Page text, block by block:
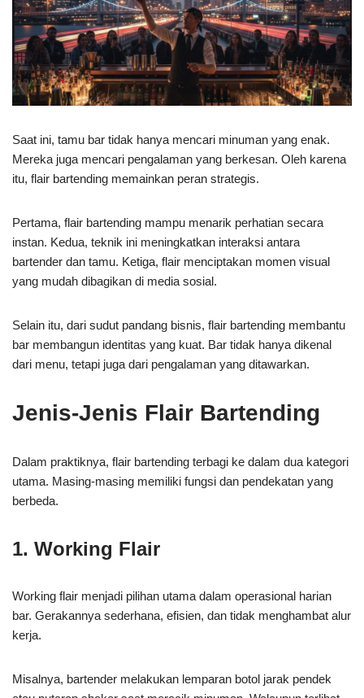
Saat ini, tamu bar tidak hanya mencari minuman yang enak.
Mereka juga mencari pengalaman yang berkesan. Oleh karena
itu, flair bartending memainkan peran strategis.
Pertama, flair bartending mampu menarik perhatian secara
instan. Kedua, teknik ini meningkatkan interaksi antara
bartender dan tamu. Ketiga, flair menciptakan momen visual
yang mudah dibagikan di media sosial.
Selain itu, dari sudut pandang bisnis, flair bartending membantu
bar membangun identitas yang kuat. Bar tidak hanya dikenal
dari menu, tetapi juga dari pengalaman yang ditawarkan.
Jenis-Jenis Flair Bartending
Dalam praktiknya, flair bartending terbagi ke dalam dua kategori
utama. Masing-masing memiliki fungsi dan pendekatan yang
berbeda.
1. Working Flair
Working flair menjadi pilihan utama dalam operasional harian
bar. Gerakannya sederhana, efisien, dan tidak menghambat alur
kerja.
Misalnya, bartender melakukan lemparan botol jarak pendek